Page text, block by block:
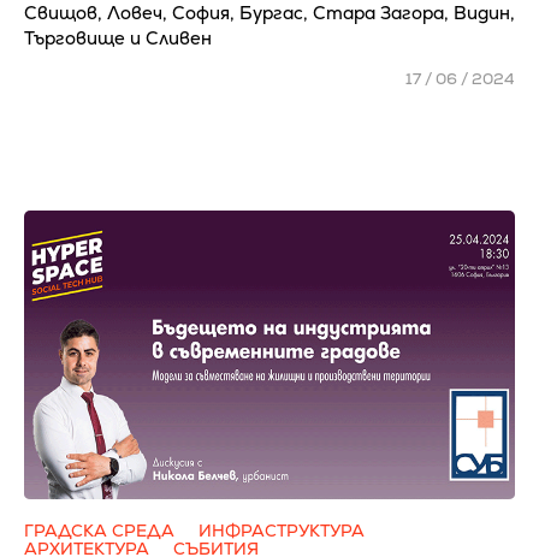
Свищов, Ловеч, София, Бургас, Стара Загора, Видин,
Търговище и Сливен
17 / 06 / 2024
ГРАДСКА СРЕДА
ИНФРАСТРУКТУРА
АРХИТЕКТУРА
СЪБИТИЯ